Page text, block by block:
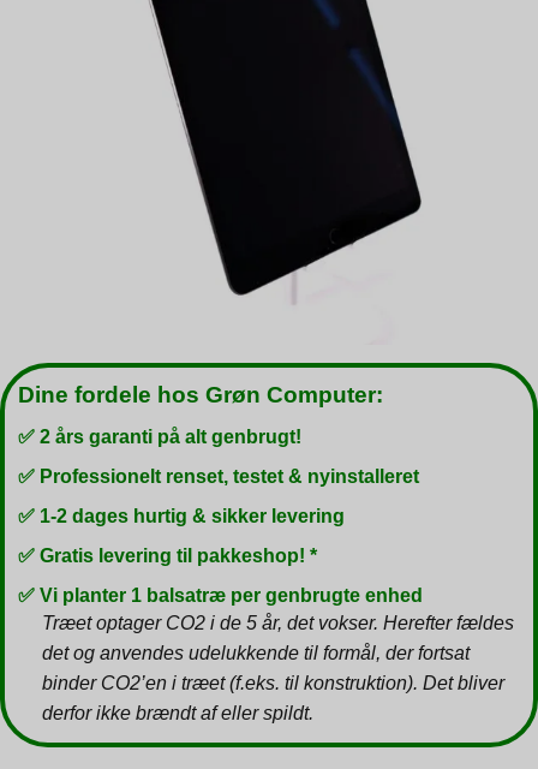
Dine fordele hos Grøn Computer:
✅ 2 års garanti på alt genbrugt!
✅ Professionelt renset, testet & nyinstalleret
✅ 1-2 dages hurtig & sikker levering
✅ Gratis levering til pakkeshop! *
✅ Vi planter 1 balsatræ per genbrugte enhed
Træet optager CO2 i de 5 år, det vokser. Herefter fældes
det og anvendes udelukkende til formål, der fortsat
binder CO2’en i træet (f.eks. til konstruktion). Det bliver
derfor ikke brændt af eller spildt.